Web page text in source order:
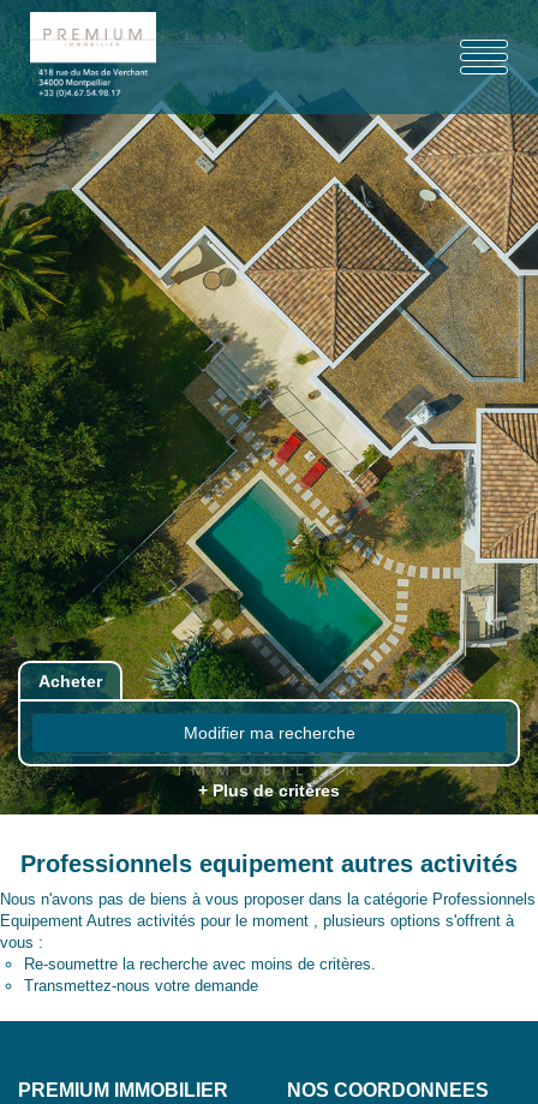
Acheter
Modifier ma recherche
+ Plus de critères
Professionnels equipement autres activités
Nous n'avons pas de biens à vous proposer dans la catégorie Professionnels
Equipement Autres activités pour le moment , plusieurs options s'offrent à
vous :
Re-soumettre la recherche avec moins de critères.
Transmettez-nous votre demande
PREMIUM IMMOBILIER NOS COORDONNÉES